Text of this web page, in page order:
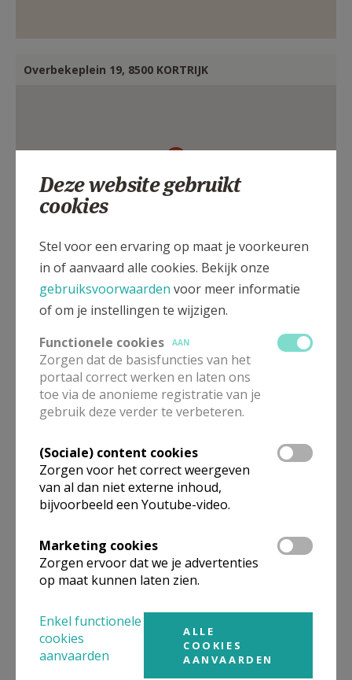
Overbekeplein 19, 8500 KORTRIJK
Pastoor PE
E.H.Edouard Van Maele
Gentsesteenweg 107 bus 1
0476/90 91 33
Stuur een mailtje
Google Maps
Organisatiestructuur
Niet gevonden wat je zocht? Hier vind je links naar de
gegevens van andere organisaties op het boven-,
onderliggende of gelijke niveau.
Deze website gebruikt
cookies
Stel voor een ervaring op maat je voorkeuren
in of aanvaard alle cookies. Bekijk onze
gebruiksvoorwaarden voor meer informatie
of om je instellingen te wijzigen.
Functionele cookies
AAN
Zorgen dat de basisfuncties van het
portaal correct werken en laten ons
toe via de anonieme registratie van je
gebruik deze verder te verbeteren.
(Sociale) content cookies
Zorgen voor het correct weergeven
van al dan niet externe inhoud,
bijvoorbeeld een Youtube-video.
Marketing cookies
Zorgen ervoor dat we je advertenties
op maat kunnen laten zien.
Enkel functionele
cookies
aanvaarden
ALLE
COOKIES
AANVAARDEN